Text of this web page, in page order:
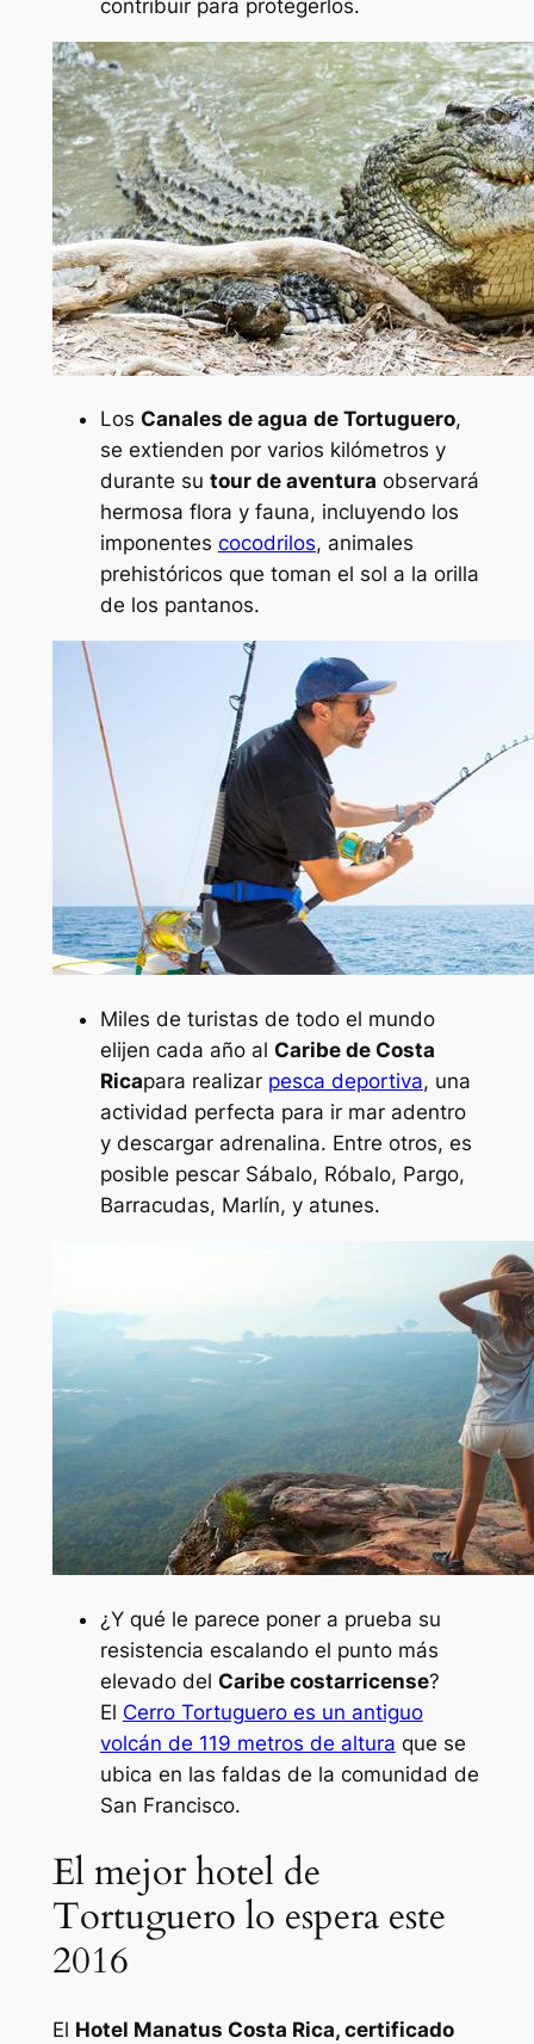
contribuir para protegerlos.
Los Canales de agua de Tortuguero,
se extienden por varios kilómetros y
durante su tour de aventura observará
hermosa flora y fauna, incluyendo los
imponentes cocodrilos, animales
prehistóricos que toman el sol a la orilla
de los pantanos.
Miles de turistas de todo el mundo
elijen cada año al Caribe de Costa
Ricapara realizar pesca deportiva, una
actividad perfecta para ir mar adentro
y descargar adrenalina. Entre otros, es
posible pescar Sábalo, Róbalo, Pargo,
Barracudas, Marlín, y atunes.
¿Y qué le parece poner a prueba su
resistencia escalando el punto más
elevado del Caribe costarricense?
El Cerro Tortuguero es un antiguo
volcán de 119 metros de altura que se
ubica en las faldas de la comunidad de
San Francisco.
El mejor hotel de
Tortuguero lo espera este
2016
El Hotel Manatus Costa Rica, certificado